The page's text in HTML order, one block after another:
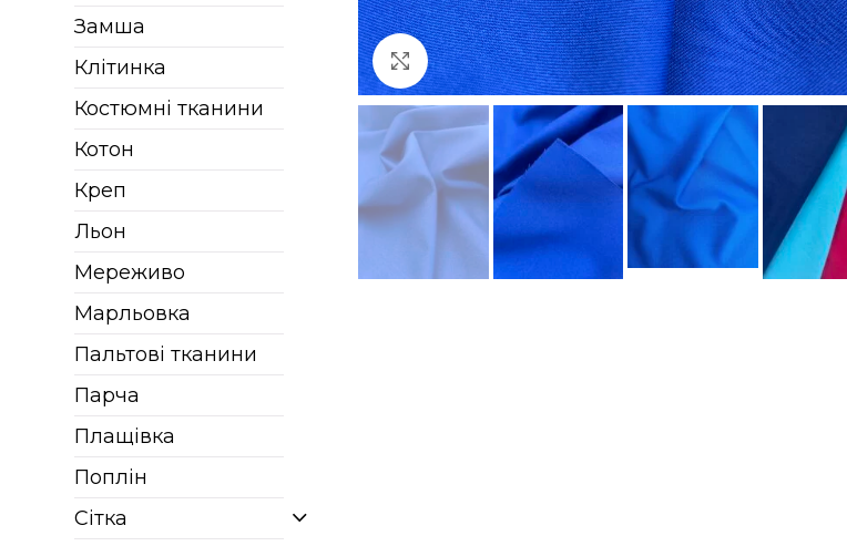
Замша
Клітинка
Костюмні тканини
Котон
Креп
Льон
Мереживо
Марльовка
Пальтові тканини
Парча
Плащівка
Поплін
Сітка
Клацніть, щоб збільшити